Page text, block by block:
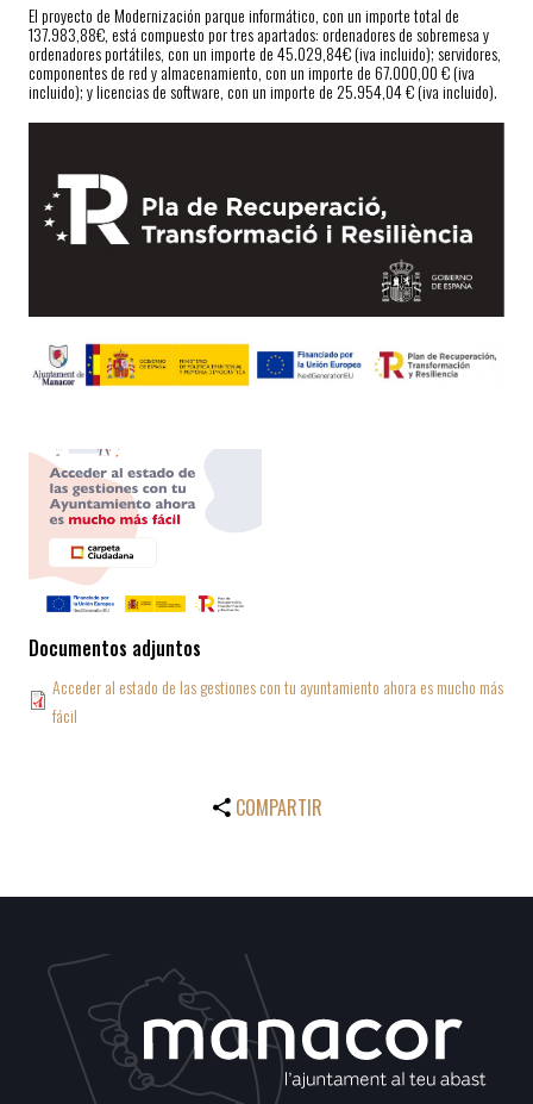
El proyecto de Modernización parque informático, con un importe total de
137.983,88€, está compuesto por tres apartados: ordenadores de sobremesa y
ordenadores portátiles, con un importe de 45.029,84€ (iva incluido); servidores,
componentes de red y almacenamiento, con un importe de 67.000,00 € (iva
incluido); y licencias de software, con un importe de 25.954,04 € (iva incluido).
Documentos adjuntos
Acceder al estado de las gestiones con tu ayuntamiento ahora es mucho más
fácil
COMPARTIR